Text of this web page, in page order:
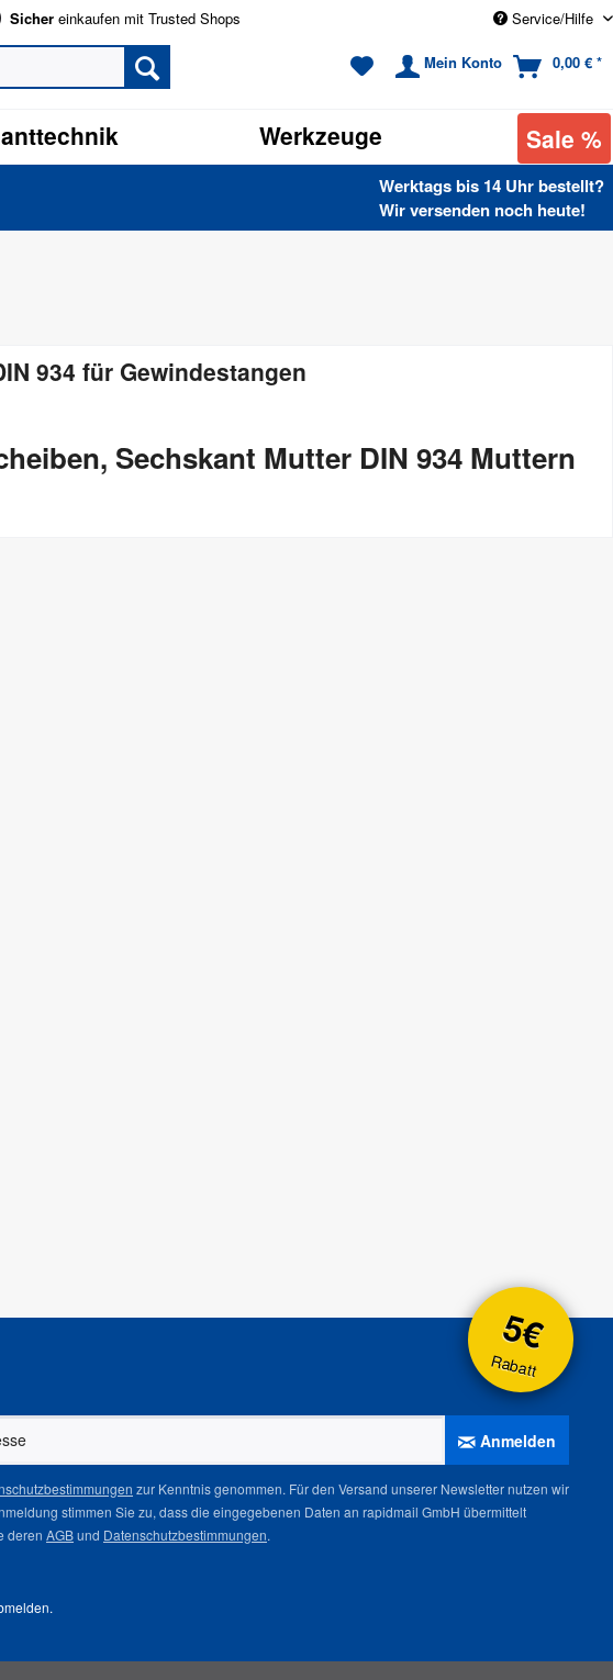
Sicher einkaufen mit Trusted Shops Service/Hilfe
Mein Konto 0,00 € *
Werkzeuge Sale %
Werktags bis 14 Uhr bestellt?
Wir versenden noch heute!
934 für Gewindestangen
Sechskant Mutter DIN 934 Muttern
5€
Rabatt
Anmelden
zur Kenntnis genommen. Für den Versand unserer Newsletter nutzen wir
stimmen Sie zu, dass die eingegebenen Daten an rapidmail GmbH übermittelt
deren AGBund Datenschutzbestimmungen.
.